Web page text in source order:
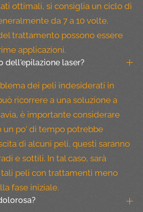
ottimali, si consiglia un ciclo di
da 7 a 10 volte.
trattamento possono essere
applicazioni.
dell'epilazione laser?
dei peli indesiderati in
ricorrere a una soluzione a
è importante considerare
un po' di tempo potrebbe
di alcuni peli, questi saranno
e sottili. In tal caso, sarà
peli con trattamenti meno
fase iniziale.